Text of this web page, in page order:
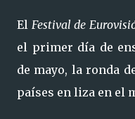
El Festival de
el primer día de
de mayo, la ronda
países en liza en el